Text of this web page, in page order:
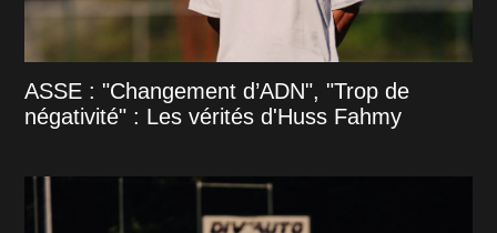
ASSE : "Changement d’ADN", "Trop de
négativité" : Les vérités d'Huss Fahmy